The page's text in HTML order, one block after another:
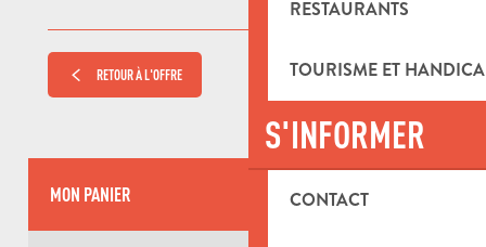
RESTAURANTS
TOURISME ET
S'INFORMER
CONTACT
RETOUR À L'OFFRE SUIVANT
MON PANIER